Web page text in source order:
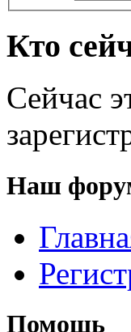
Кто
Сейчас
Наш
Помощь